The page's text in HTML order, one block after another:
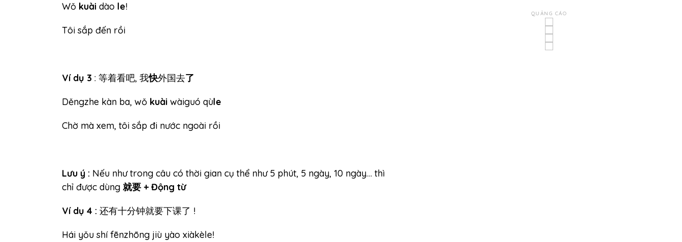
Wǒ kuài dào le!
Tôi sắp đến rồi
Ví dụ 3 : 等着看吧, 我快外国去了
Děngzhe kàn ba, wǒ kuài wàiguó qùle
Chờ mà xem, tôi sắp đi nước ngoài rồi
Lưu ý : Nếu như trong câu có thời gian cụ thể như 5 phút, 5 ngày, 10 ngày… thì
chỉ được dùng 就要 + Động từ
Ví dụ 4 : 还有十分钟就要下课了 !
Hái yǒu shí fēnzhōng jiù yào xiàkèle!
QUẢNG CÁO